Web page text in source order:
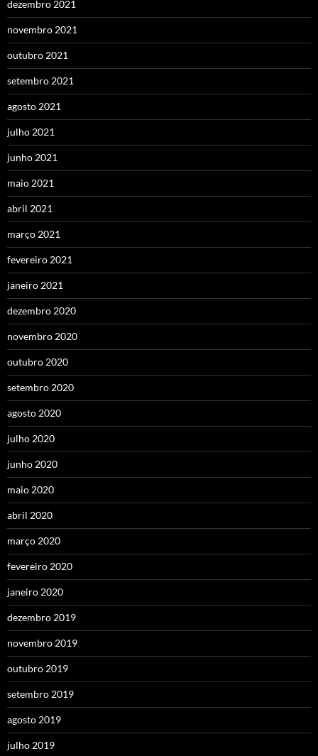
dezembro 2021
novembro 2021
outubro 2021
setembro 2021
agosto 2021
julho 2021
junho 2021
maio 2021
abril 2021
março 2021
fevereiro 2021
janeiro 2021
dezembro 2020
novembro 2020
outubro 2020
setembro 2020
agosto 2020
julho 2020
junho 2020
maio 2020
abril 2020
março 2020
fevereiro 2020
janeiro 2020
dezembro 2019
novembro 2019
outubro 2019
setembro 2019
agosto 2019
julho 2019